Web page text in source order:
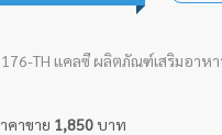
TH แคลซี ผลิตภัณฑ์เสริมอาหา
คาขาย 1,850 บาท